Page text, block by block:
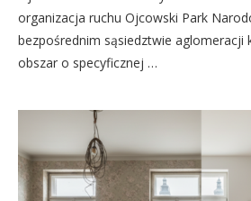
organizacja ruchu Ojcowski Park
bezpośrednim sąsiedztwie aglomeracji
obszar o specyficznej …